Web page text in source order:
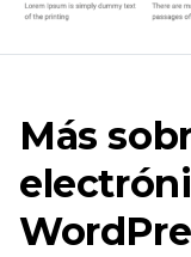
Más